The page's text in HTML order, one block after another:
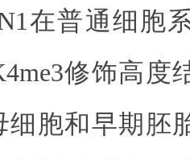
在普通细胞
修饰高度
细胞和早期胚